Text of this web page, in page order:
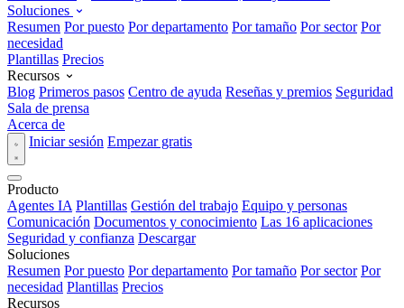
Soluciones
Resumen Por puesto Por departamento Por tamaño Por sector Por
necesidad
Plantillas Precios
Recursos
Blog Primeros pasos Centro de ayuda Reseñas y premios Seguridad
Sala de prensa
Acerca de
Iniciar sesión Empezar gratis
Producto
Agentes IA Plantillas Gestión del trabajo Equipo y personas
Comunicación Documentos y conocimiento Las 16 aplicaciones
Seguridad y confianza Descargar
Soluciones
Resumen Por puesto Por departamento Por tamaño Por sector Por
necesidad Plantillas Precios
Recursos